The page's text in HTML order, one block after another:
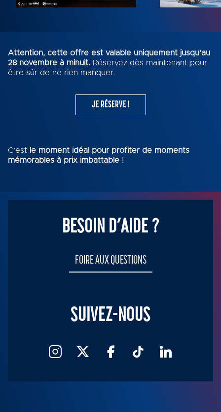
Attention, cette offre est valable uniquement jusqu’au
28 novembre à minuit. Réservez dès maintenant pour
être sûr de ne rien manquer.
JE RÉSERVE !
C’est le moment idéal pour profiter de moments
mémorables à prix imbattable !
BESOIN D’AIDE ?
FOIRE AUX QUESTIONS
SUIVEZ-NOUS